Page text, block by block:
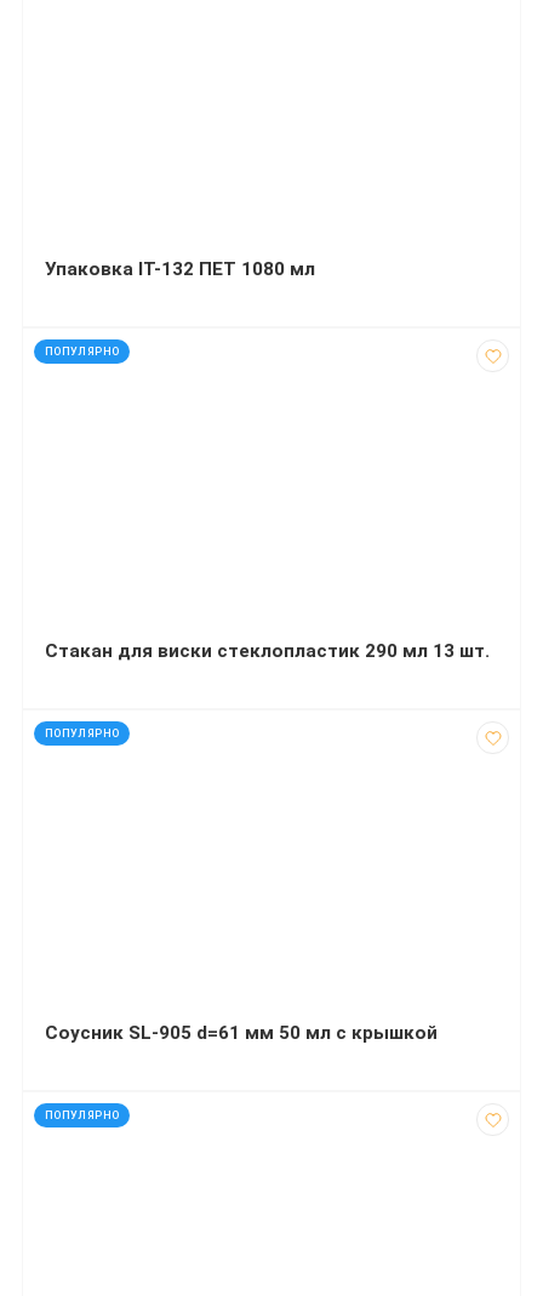
Упаковка ІТ-132 ПЕТ 1080 мл
ПОПУЛЯРНО
код: 13689
Стакан для виски стеклопластик 290 мл 13 шт.
ПОПУЛЯРНО
код: 52551
Соусник SL-905 d=61 мм 50 мл с крышкой
ПОПУЛЯРНО
код: 30003